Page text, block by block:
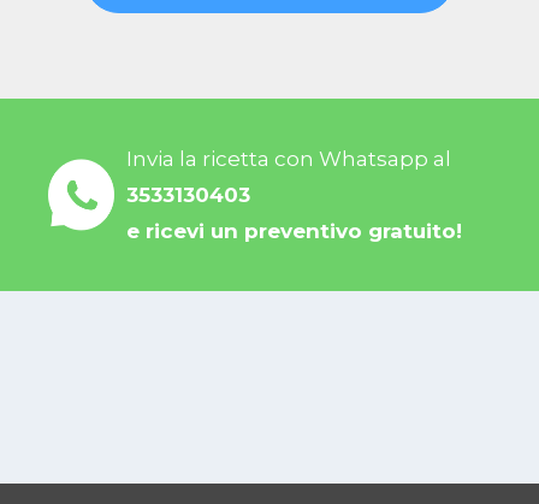
Invia la ricetta con Whatsapp al
3533130403
e ricevi un preventivo gratuito!